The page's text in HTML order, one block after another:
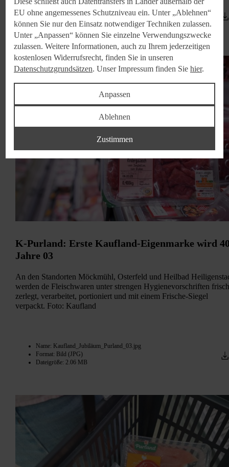
Name: K-Purland_2.jpg
Format: Bild (JPG)
Dateigröße: 3.17 MB
K-Purland: Erste Kaufland-Eigenmarke wird
Jahre 03
An den Standorten Möckmühl, Osterfeld und Heilbad
werden de Fleischwaren unter strengen Hygienevorschriften frisch
zerlegt, verarbeitet, portioniert und mit einem Frische-Siegel
verpackt. Foto: Kaufland
Name: Kaufland_Jubiläum_Purland_03.jpg
Format: Bild (JPG)
Dateigröße: 2.06 MB
EU ohne angemessenes Schutzniveau ein. Unter „Ablehnen“
können Sie nur den Einsatz notwendiger Techniken zulassen.
Unter „Anpassen“ können Sie einzelne Verwendungszwecke
zulassen. Weitere Informationen, auch zu Ihrem jederzeitigen
kostenlosen Widerrufsrecht, finden Sie in unseren
Datenschutzgrundsätzen. Unser Impressum finden Sie hier.
Anpassen
Ablehnen
Zustimmen